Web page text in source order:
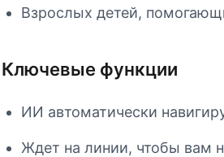
Взрослых детей,
Ключевые функции
ИИ автоматически
Ждет на линии, чтобы вам